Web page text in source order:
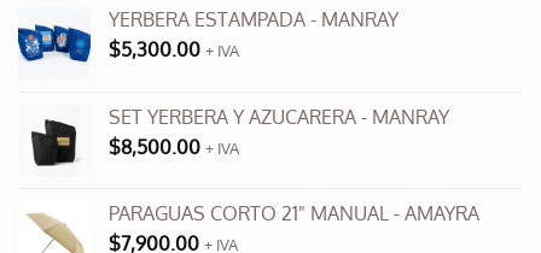
YERBERA ESTAMPADA - MANRAY
$5,300.00 + IVA
SET YERBERA Y AZUCARERA - MANRAY
$8,500.00 + IVA
PARAGUAS CORTO 21" MANUAL - AMAYRA
$7,900.00 + IVA